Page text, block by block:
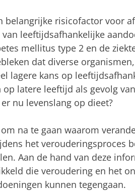
belangrijke risicofactor voor
leeftijdsafhankelijke
mellitus type 2 en de
dat diverse
lagere kans op
latere leeftijd als gevolg
nu levenslang op dieet?
na te gaan waarom
het verouderingsproces
Aan de hand van deze
die veroudering en het
kunnen tegengaan.